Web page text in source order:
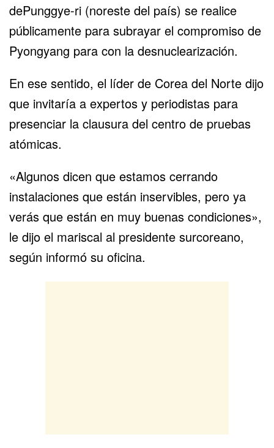
dePunggye-ri (noreste del país) se realice
públicamente para subrayar el compromiso de
Pyongyang para con la desnuclearización.
En ese sentido, el líder de Corea del Norte dijo
que invitaría a expertos y periodistas para
presenciar la clausura del centro de pruebas
atómicas.
«Algunos dicen que estamos cerrando
instalaciones que están inservibles, pero ya
verás que están en muy buenas condiciones»,
le dijo el mariscal al presidente surcoreano,
según informó su oficina.